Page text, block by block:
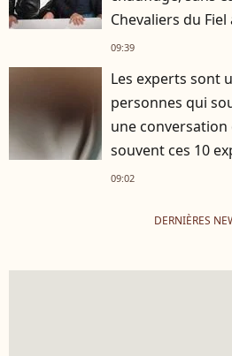
Chevaliers du
09:39
Les experts sont
personnes qui
une
souvent ces 10
09:02
DERNIÈRES